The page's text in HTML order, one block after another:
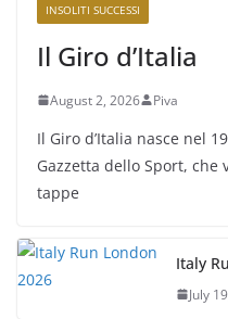
INSOLITI SUCCESSI
Il Giro d’Italia
August 2, 2026 Piva
Il Giro d’Italia nasce nel
Gazzetta dello Sport, che
tappe
Italy
July